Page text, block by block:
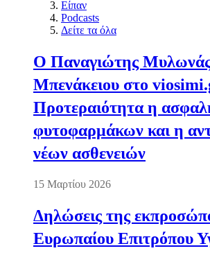
Είπαν
Podcasts
Δείτε τα όλα
Ο Παναγιώτης
Μπενάκειου στο
Προτεραιότητα η
φυτοφαρμάκων και η
νέων ασθενειών
15 Μαρτίου 2026
Δηλώσεις της
Ευρωπαίου Επιτρόπου